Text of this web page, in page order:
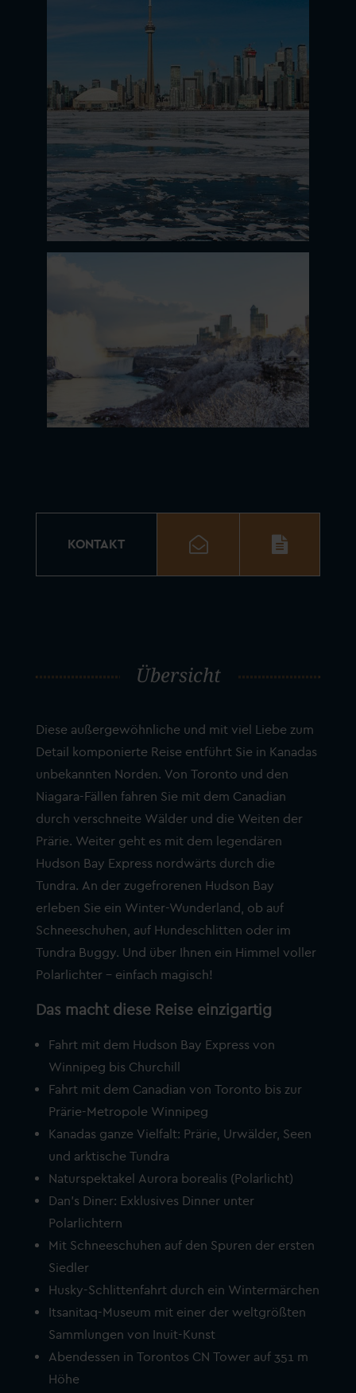
KONTAKT
Übersicht
Diese außergewöhnliche und mit viel Liebe zum
Detail komponierte Reise entführt Sie in Kanadas
unbekannten Norden. Von Toronto und den
Niagara-Fällen fahren Sie mit dem Canadian
durch verschneite Wälder und die Weiten der
Prärie. Weiter geht es mit dem legendären
Hudson Bay Express nordwärts durch die
Tundra. An der zugefrorenen Hudson Bay
erleben Sie ein Winter-Wunderland, ob auf
Schneeschuhen, auf Hundeschlitten oder im
Tundra Buggy. Und über Ihnen ein Himmel voller
Polarlichter – einfach magisch!
Das macht diese Reise einzigartig
Fahrt mit dem Hudson Bay Express von
Winnipeg bis Churchill
Fahrt mit dem Canadian von Toronto bis zur
Prärie-Metropole Winnipeg
Kanadas ganze Vielfalt: Prärie, Urwälder, Seen
und arktische Tundra
Naturspektakel Aurora borealis (Polarlicht)
Dan’s Diner: Exklusives Dinner unter
Polarlichtern
Mit Schneeschuhen auf den Spuren der ersten
Siedler
Husky-Schlittenfahrt durch ein Wintermärchen
Itsanitaq-Museum mit einer der weltgrößten
Sammlungen von Inuit-Kunst
Abendessen in Torontos CN Tower auf 351 m
Höhe